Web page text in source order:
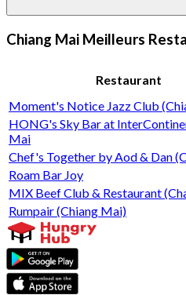
Chiang Mai Meilleurs
Restaurant
Moment's Notice Jazz Club
HONG's Sky Bar at
Mai
Chef's Together by Aod & Dan
Roam Bar Joy
MIX Beef Club & Restaurant
Rumpair (Chiang Mai)